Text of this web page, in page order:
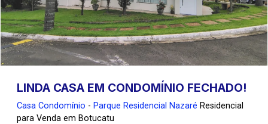
LINDA CASA EM CONDOMÍNIO FECHADO!
Casa Condomínio - Parque Residencial Nazaré Residencial
para Venda em Botucatu